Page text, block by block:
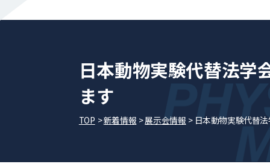
日本動物実験代替法学
ます
TOP 新着情報 展⽰会情報 日本動物実験代替